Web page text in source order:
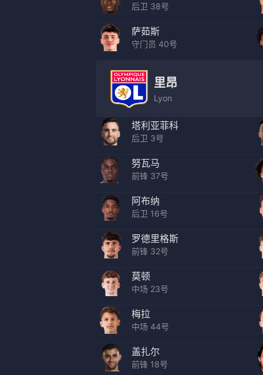
后卫 38号
萨茹斯
守门员 40号
里昂
Lyon
塔利亚菲科
后卫 3号
努瓦马
前锋 37号
阿布纳
后卫 16号
罗德里格斯
前锋 32号
莫顿
中场 23号
梅拉
中场 44号
盖扎尔
前锋 18号